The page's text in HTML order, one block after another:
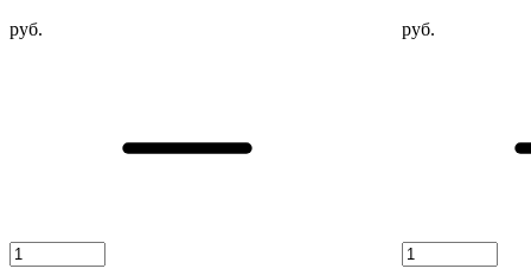
руб.
руб.